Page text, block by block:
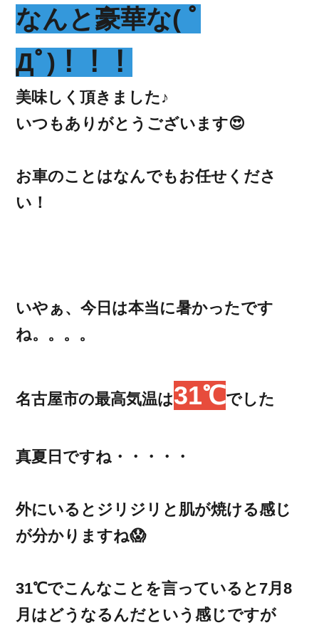
なんと豪華な( ﾟ
Дﾟ)！！！
美味しく頂きました♪
いつもありがとうございます😍
お車のことはなんでもお任せくださ
い！
いやぁ、今日は本当に暑かったです
ね。。。。
名古屋市の最高気温は31℃でした
真夏日ですね・・・・・
外にいるとジリジリと肌が焼ける感じ
が分かりますね😱
31℃でこんなことを言っていると7月8
月はどうなるんだという感じですが